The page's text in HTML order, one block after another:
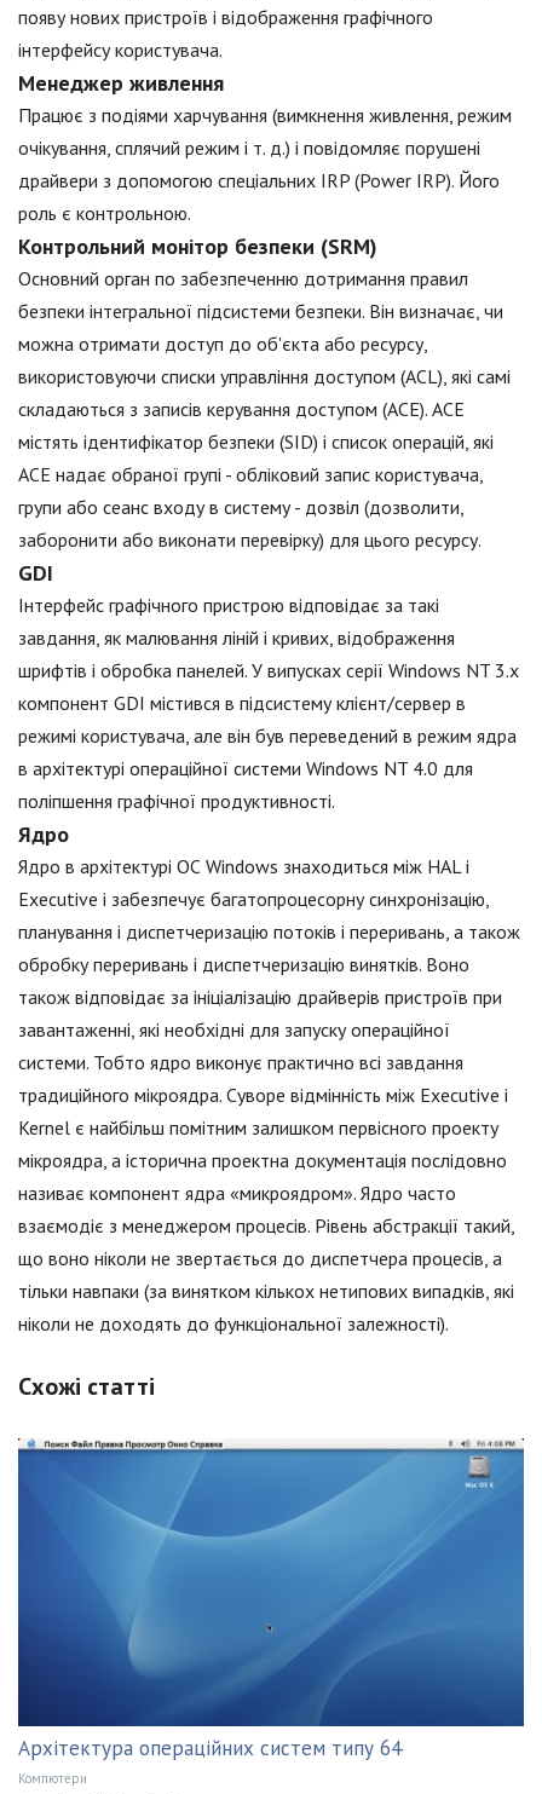
появу нових пристроїв і відображення графічного
інтерфейсу користувача.
Менеджер живлення
Працює з подіями харчування (вимкнення живлення, режим
очікування, сплячий режим і т. д.) і повідомляє порушені
драйвери з допомогою спеціальних IRP (Power IRP). Його
роль є контрольною.
Контрольний монітор безпеки (SRM)
Основний орган по забезпеченню дотримання правил
безпеки інтегральної підсистеми безпеки. Він визначає, чи
можна отримати доступ до об'єкта або ресурсу,
використовуючи списки управління доступом (ACL), які самі
складаються з записів керування доступом (ACE). ACE
містять ідентифікатор безпеки (SID) і список операцій, які
ACE надає обраної групі - обліковий запис користувача,
групи або сеанс входу в систему - дозвіл (дозволити,
заборонити або виконати перевірку) для цього ресурсу.
GDI
Інтерфейс графічного пристрою відповідає за такі
завдання, як малювання ліній і кривих, відображення
шрифтів і обробка панелей. У випусках серії Windows NT 3.x
компонент GDI містився в підсистему клієнт/сервер в
режимі користувача, але він був переведений в режим ядра
в архітектурі операційної системи Windows NT 4.0 для
поліпшення графічної продуктивності.
Ядро
Ядро в архітектурі ОС Windows знаходиться між HAL і
Executive і забезпечує багатопроцесорну синхронізацію,
планування і диспетчеризацію потоків і переривань, а також
обробку переривань і диспетчеризацію винятків. Воно
також відповідає за ініціалізацію драйверів пристроїв при
завантаженні, які необхідні для запуску операційної
системи. Тобто ядро виконує практично всі завдання
традиційного мікроядра. Суворе відмінність між Executive і
Kernel є найбільш помітним залишком первісного проекту
мікроядра, а історична проектна документація послідовно
називає компонент ядра «микроядром». Ядро часто
взаємодіє з менеджером процесів. Рівень абстракції такий,
що воно ніколи не звертається до диспетчера процесів, а
тільки навпаки (за винятком кількох нетипових випадків, які
ніколи не доходять до функціональної залежності).
Схожі статті
Архітектура операційних систем типу 64
Компютери